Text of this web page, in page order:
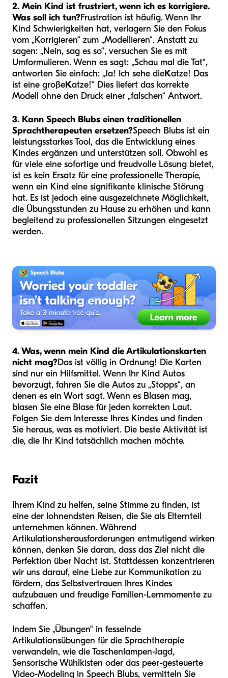
2. Mein Kind ist frustriert, wenn ich es korrigiere.
Was soll ich tun?Frustration ist häufig. Wenn Ihr
Kind Schwierigkeiten hat, verlagern Sie den Fokus
vom „Korrigieren“ zum „Modellieren“. Anstatt zu
sagen: „Nein, sag es so“, versuchen Sie es mit
Umformulieren. Wenn es sagt: „Schau mal die Tat“,
antworten Sie einfach: „Ja! Ich sehe dieKatze! Das
ist eine großeKatze!“ Dies liefert das korrekte
Modell ohne den Druck einer „falschen“ Antwort.
3. Kann Speech Blubs einen traditionellen
Sprachtherapeuten ersetzen?Speech Blubs ist ein
leistungsstarkes Tool, das die Entwicklung eines
Kindes ergänzen und unterstützen soll. Obwohl es
für viele eine sofortige und freudvolle Lösung bietet,
ist es kein Ersatz für eine professionelle Therapie,
wenn ein Kind eine signifikante klinische Störung
hat. Es ist jedoch eine ausgezeichnete Möglichkeit,
die Übungsstunden zu Hause zu erhöhen und kann
begleitend zu professionellen Sitzungen eingesetzt
werden.
4. Was, wenn mein Kind die Artikulationskarten
nicht mag?Das ist völlig in Ordnung! Die Karten
sind nur ein Hilfsmittel. Wenn Ihr Kind Autos
bevorzugt, fahren Sie die Autos zu „Stopps“, an
denen es ein Wort sagt. Wenn es Blasen mag,
blasen Sie eine Blase für jeden korrekten Laut.
Folgen Sie dem Interesse Ihres Kindes und finden
Sie heraus, was es motiviert. Die beste Aktivität ist
die, die Ihr Kind tatsächlich machen möchte.
Fazit
Ihrem Kind zu helfen, seine Stimme zu finden, ist
eine der lohnendsten Reisen, die Sie als Elternteil
unternehmen können. Während
Artikulationsherausforderungen entmutigend wirken
können, denken Sie daran, dass das Ziel nicht die
Perfektion über Nacht ist. Stattdessen konzentrieren
wir uns darauf, eine Liebe zur Kommunikation zu
fördern, das Selbstvertrauen Ihres Kindes
aufzubauen und freudige Familien-Lernmomente zu
schaffen.
Indem Sie „Übungen“ in fesselnde
Artikulationsübungen für die Sprachtherapie
verwandeln, wie die Taschenlampen-Jagd,
Sensorische Wühlkisten oder das peer-gesteuerte
Video-Modeling in Speech Blubs, vermitteln Sie